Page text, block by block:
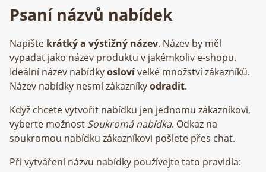
Psaní názvů nabídek
Napište krátký a výstižný název. Název by měl
vypadat jako název produktu v jakémkoliv e-shopu.
Ideální název nabídkyoslovívelké množství zákazníků.
Název nabídky nesmí zákazníkyodradit.
Když chcete vytvořit nabídku jen jednomu zákazníkovi,
vyberte možnost Soukromá nabídka. Odkaz na
soukromou nabídku zákazníkovi pošlete přes chat.
Při vytváření názvu nabídky používejte tato pravidla: